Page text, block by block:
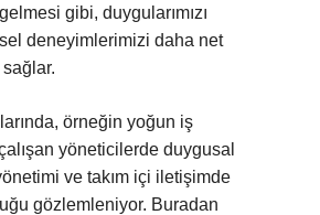
gibi, duygularımızı
deneyimlerimizi daha net
örneğin yoğun iş
yöneticilerde duygusal
ve takım içi iletişimde
gözlemleniyor. Buradan